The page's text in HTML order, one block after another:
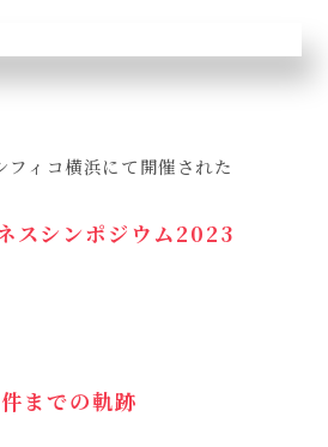
ィコ横浜にて開催された
スシンポジウム2023
までの軌跡